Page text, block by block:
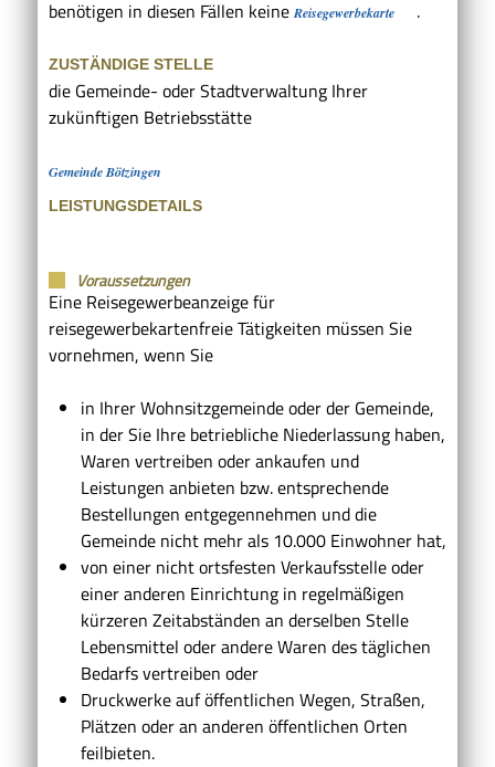
benötigen in diesen Fällen keineReisegewerbekarte .
ZUSTÄNDIGE STELLE
die Gemeinde- oder Stadtverwaltung Ihrer
zukünftigen Betriebsstätte
Gemeinde Bötzingen
LEISTUNGSDETAILS
Voraussetzungen
Eine Reisegewerbeanzeige für
reisegewerbekartenfreie Tätigkeiten müssen Sie
vornehmen, wenn Sie
in Ihrer Wohnsitzgemeinde oder der Gemeinde,
in der Sie Ihre betriebliche Niederlassung haben,
Waren vertreiben oder ankaufen und
Leistungen anbieten bzw. entsprechende
Bestellungen entgegennehmen und die
Gemeinde nicht mehr als 10.000 Einwohner hat,
von einer nicht ortsfesten Verkaufsstelle oder
einer anderen Einrichtung in regelmäßigen
kürzeren Zeitabständen an derselben Stelle
Lebensmittel oder andere Waren des täglichen
Bedarfs vertreiben oder
Druckwerke auf öffentlichen Wegen, Straßen,
Plätzen oder an anderen öffentlichen Orten
feilbieten.